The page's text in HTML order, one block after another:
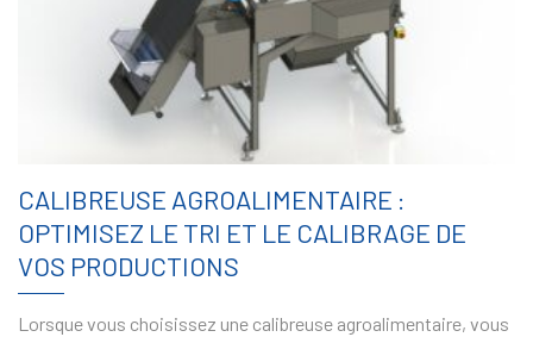
CALIBREUSE AGROALIMENTAIRE :
OPTIMISEZ LE TRI ET LE CALIBRAGE DE
VOS PRODUCTIONS
Lorsque vous choisissez une calibreuse agroalimentaire, vous